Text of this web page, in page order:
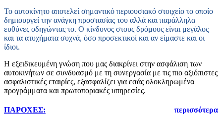
Το αυτοκίνητο αποτελεί σημαντικό περιουσιακό στοιχείο το οποίο
δημιουργεί την ανάγκη προστασίας του αλλά και παράλληλα
ευθύνες οδηγώντας το. Ο κίνδυνος στους δρόμους είναι μεγάλος
και τα ατυχήματα συχνά, όσο προσεκτικοί και αν είμαστε και οι
ίδιοι.
Η εξειδικευμένη γνώση που μας διακρίνει στην ασφάλιση των
αυτοκινήτων σε συνδυασμό με τη συνεργασία με τις πιο αξιόπιστες
ασφαλιστικές εταιρίες, εξασφαλίζει για εσάς ολοκληρωμένα
προγράμματα και πρωτοποριακές υπηρεσίες.
ΠΑΡΟΧΕΣ: περισσότερα